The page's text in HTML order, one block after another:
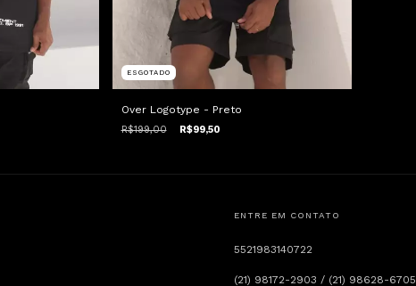
ESGOTADO
Over Logotype - Preto
R$199,00 R$99,50
ENTRE EM CONTATO
5521983140722
(21) 98172-2903 / (21) 98628-6705